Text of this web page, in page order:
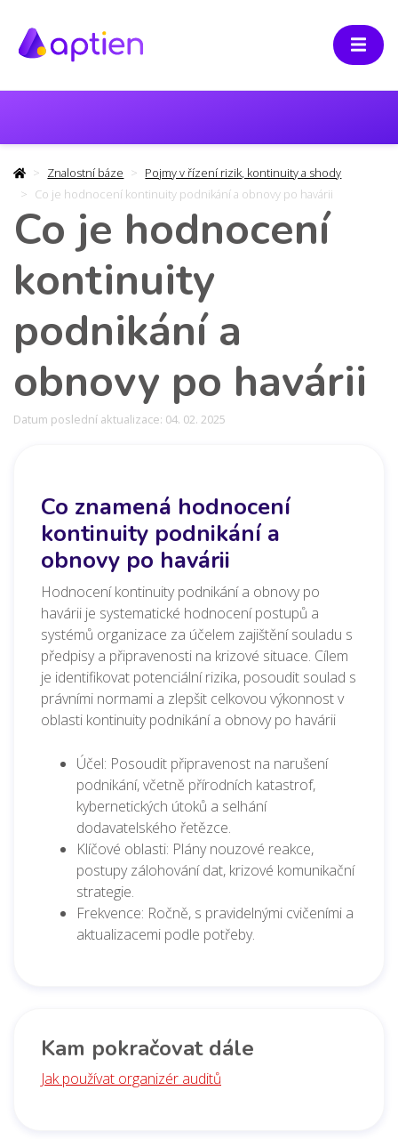
Znalostní báze
Pojmy v řízení rizik, kontinuity a shody
Co je hodnocení kontinuity podnikání a obnovy po havárii
Co je hodnocení
kontinuity
podnikání a
obnovy po havárii
Datum poslední aktualizace: 04. 02. 2025
Co znamená hodnocení
kontinuity podnikání a
obnovy po havárii
Hodnocení kontinuity podnikání a obnovy po
havárii je systematické hodnocení postupů a
systémů organizace za účelem zajištění souladu s
předpisy a připravenosti na krizové situace. Cílem
je identifikovat potenciální rizika, posoudit soulad s
právními normami a zlepšit celkovou výkonnost v
oblasti kontinuity podnikání a obnovy po havárii
Účel: Posoudit připravenost na narušení
podnikání, včetně přírodních katastrof,
kybernetických útoků a selhání
dodavatelského řetězce.
Klíčové oblasti: Plány nouzové reakce,
postupy zálohování dat, krizové komunikační
strategie.
Frekvence: Ročně, s pravidelnými cvičeními a
aktualizacemi podle potřeby.
Kam pokračovat dále
Jak používat organizér auditů